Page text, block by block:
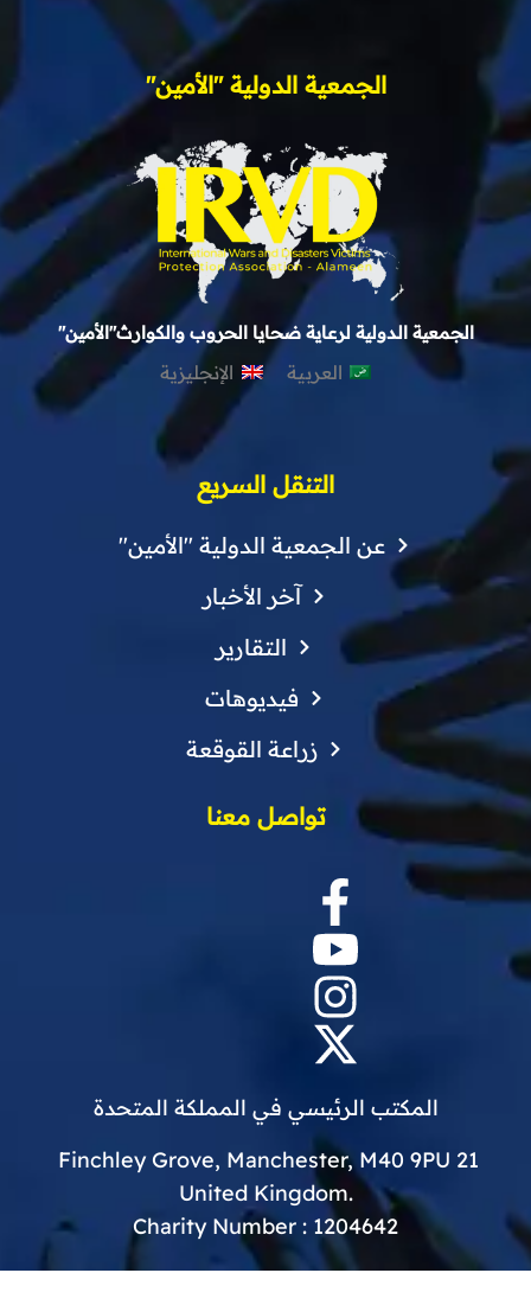
الجمعية الدولية "الأمين"
الجمعية الدولية لرعاية ضحايا الحروب والكوارث"الأمين"
العربية الإنجليزية
التنقل السريع
عن الجمعية الدولية "الأمين"
آخر الأخبار
التقارير
فيديوهات
زراعة القوقعة
تواصل معنا
المكتب الرئيسي في المملكة المتحدة
21 Finchley Grove, Manchester, M40 9PU
.United Kingdom
Charity Number : 1204642